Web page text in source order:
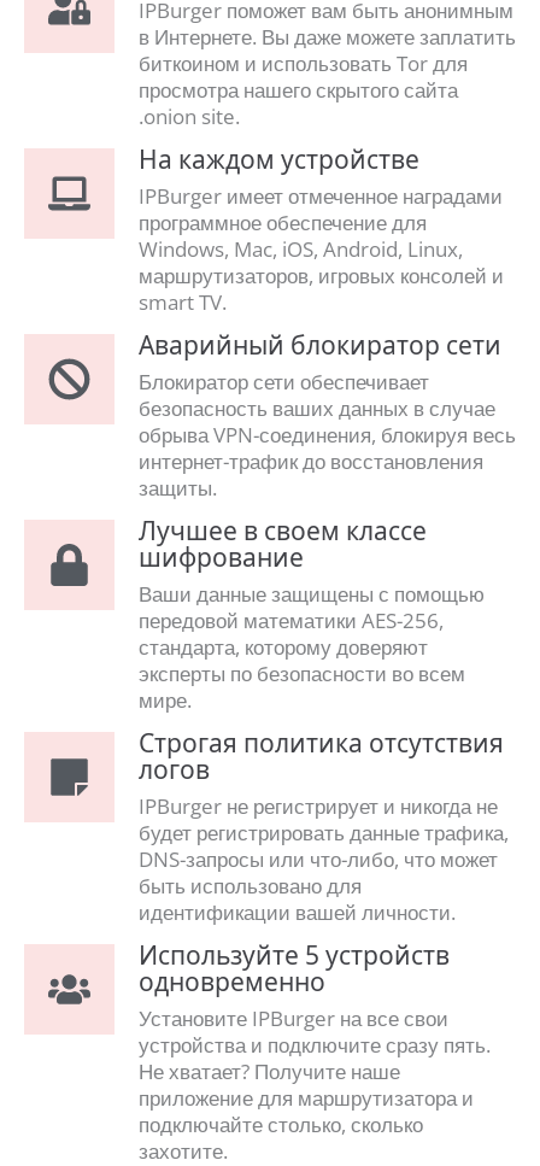
IPBurger поможет вам быть анонимным
в Интернете. Вы даже можете заплатить
биткоином и использовать Tor для
просмотра нашего скрытого сайта
.onion site.
На каждом устройстве
IPBurger имеет отмеченное наградами
программное обеспечение для
Windows, Mac, iOS, Android, Linux,
маршрутизаторов, игровых консолей и
smart TV.
Аварийный блокиратор сети
Блокиратор сети обеспечивает
безопасность ваших данных в случае
обрыва VPN-соединения, блокируя весь
интернет-трафик до восстановления
защиты.
Лучшее в своем классе
шифрование
Ваши данные защищены с помощью
передовой математики AES-256,
стандарта, которому доверяют
эксперты по безопасности во всем
мире.
Строгая политика отсутствия
логов
IPBurger не регистрирует и никогда не
будет регистрировать данные трафика,
DNS-запросы или что-либо, что может
быть использовано для
идентификации вашей личности.
Используйте 5 устройств
одновременно
Установите IPBurger на все свои
устройства и подключите сразу пять.
Не хватает? Получите наше
приложение для маршрутизатора и
подключайте столько, сколько
захотите.